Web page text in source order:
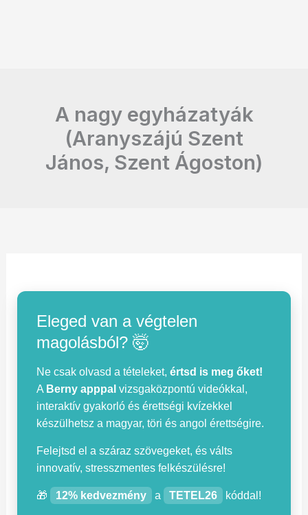
A nagy egyházatyák
(Aranyszájú Szent
János, Szent Ágoston)
Eleged van a végtelen
magolásból? 🤯
Ne csak olvasd a tételeket,értsd is meg őket!
A Berny apppal vizsgaközpontú videókkal,
interaktív gyakorló és érettségi kvízekkel
készülhetsz a magyar, töri és angol érettségire.
Felejtsd el a száraz szövegeket, és válts
innovatív, stresszmentes felkészülésre!
🎁 12% kedvezmény a TETEL26 kóddal!